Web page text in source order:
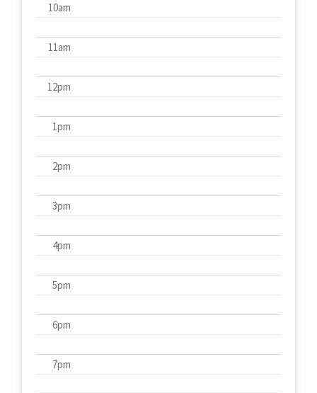
10am
11am
12pm
1pm
2pm
3pm
4pm
5pm
6pm
7pm